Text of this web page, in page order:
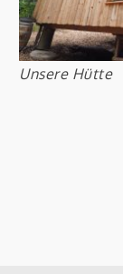
Unsere Hütte